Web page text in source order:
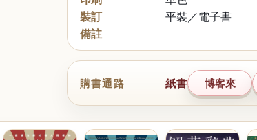
裝訂
平裝／電子書
備註
購書通路 紙書 博客來